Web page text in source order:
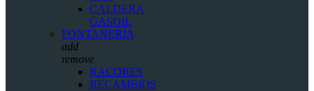
CALDERA
GASOIL
FONTANERÍA
add
remove
RACORES
RECAMBIOS